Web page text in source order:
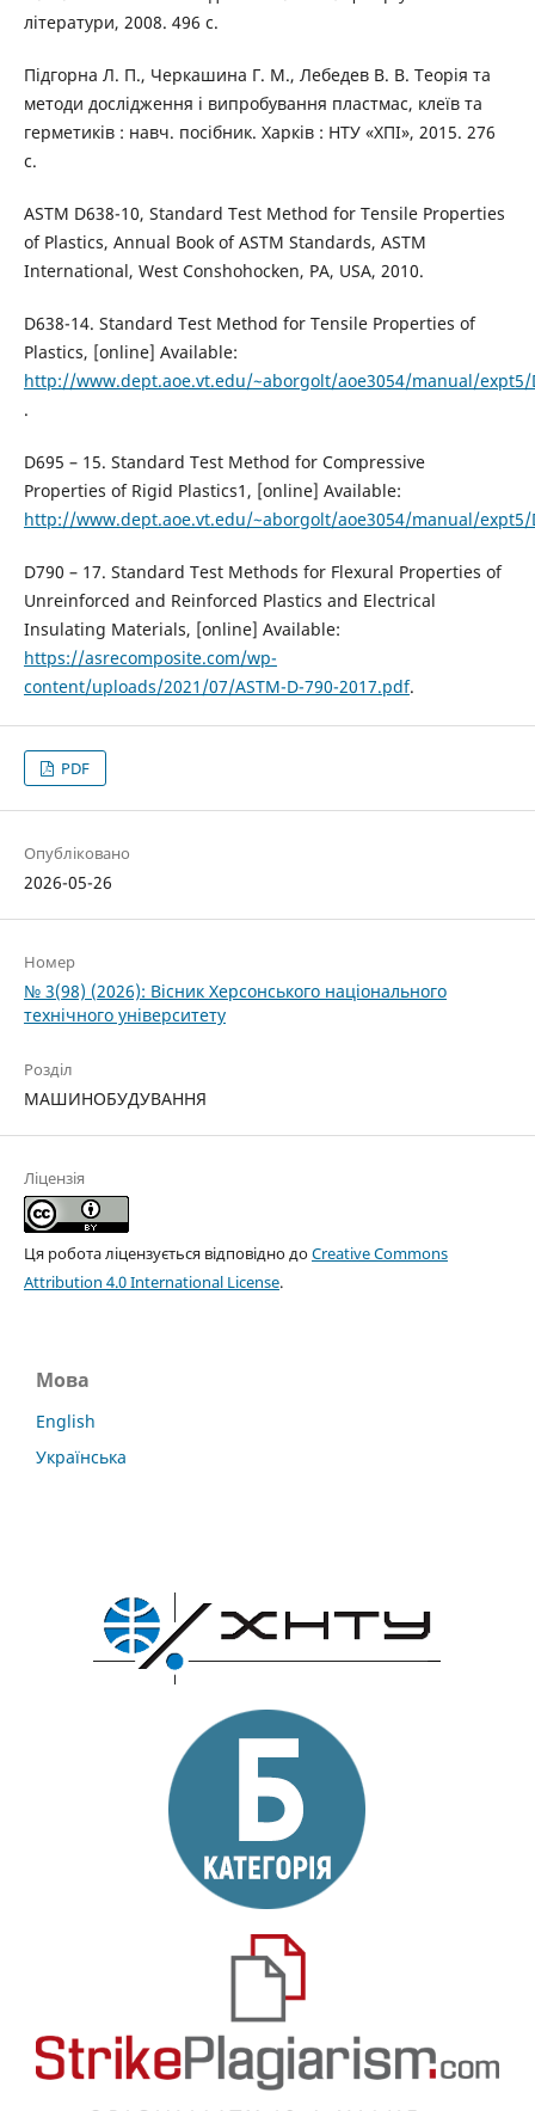
літератури, 2008. 496 с.
Підгорна Л. П., Черкашина Г. М., Лебедев В. В. Теорія та
методи дослідження і випробування пластмас, клеїв та
герметиків : навч. посібник. Харків : НТУ «ХПІ», 2015. 276
с.
ASTM D638-10, Standard Test Method for Tensile Properties
of Plastics, Annual Book of ASTM Standards, ASTM
International, West Conshohocken, PA, USA, 2010.
D638-14. Standard Test Method for Tensile Properties of
Plastics, [online] Available:
http://www.dept.aoe.vt.edu/~aborgolt/aoe3054/manual/expt5/
.
D695 – 15. Standard Test Method for Compressive
Properties of Rigid Plastics1, [online] Available:
http://www.dept.aoe.vt.edu/~aborgolt/aoe3054/manual/expt5/
D790 – 17. Standard Test Methods for Flexural Properties of
Unreinforced and Reinforced Plastics and Electrical
Insulating Materials, [online] Available:
https://asrecomposite.com/wp-
content/uploads/2021/07/ASTM-D-790-2017.pdf.
PDF
Опубліковано
2026-05-26
Номер
№ 3(98) (2026): Вісник Херсонського національного
технічного університету
Розділ
МАШИНОБУДУВАННЯ
Ліцензія
Ця робота ліцензується відповідно доCreative Commons
Attribution 4.0 International License.
Мова
English
Українська